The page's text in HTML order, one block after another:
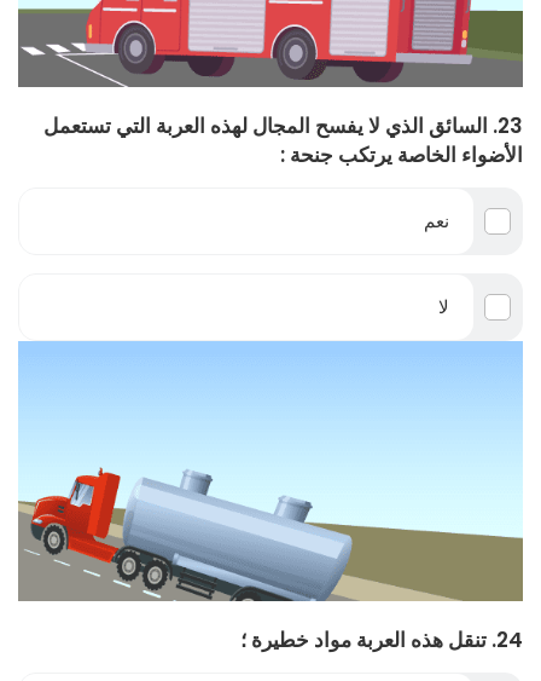
23. السائق الذي لا يفسح المجال لهذه العربة التي تستعمل
الأضواء الخاصة يرتكب جنحة :
نعم
لا
24. تنقل هذه العربة مواد خطيرة ؛